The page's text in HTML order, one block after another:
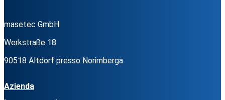
masetec GmbH
Werkstraße 18
90518 Altdorf presso Norimberga
Azienda